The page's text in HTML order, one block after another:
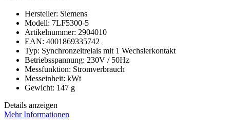
Hersteller: Siemens
Modell: 7LF5300-5
Artikelnummer: 2904010
EAN: 4001869335742
Typ: Synchronzeitrelais mit 1 Wechslerkontakt
Betriebsspannung: 230V / 50Hz
Messfunktion: Stromverbrauch
Messeinheit: kWt
Gewicht: 147 g
Details anzeigen
Mehr Informationen